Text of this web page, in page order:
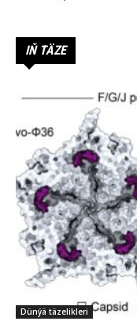
IŇ TÄZE
Dünýä täzelikleri